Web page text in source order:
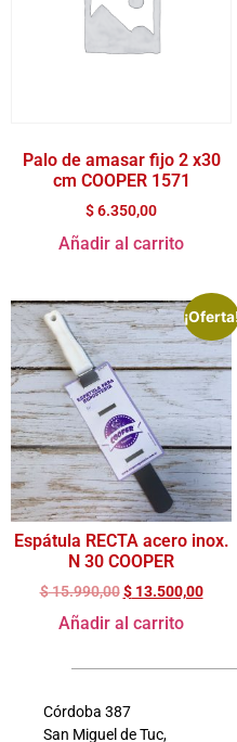
Palo de amasar fijo 2 x30
cm COOPER 1571
$6.350,00
Añadir al carrito
Espátula RECTA acero inox.
N 30 COOPER
$15.990,00 $13.500,00
Añadir al carrito
Córdoba 387
San Miguel de Tuc,